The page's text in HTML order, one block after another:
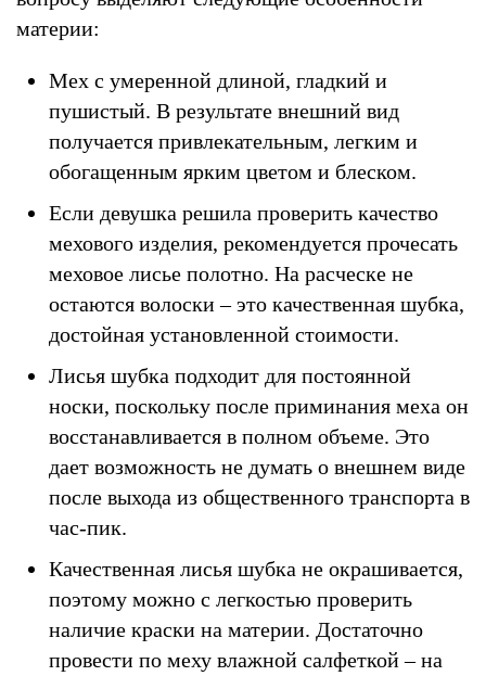
материи:
Мех с умеренной длиной, гладкий и
пушистый. В результате внешний вид
получается привлекательным, легким и
обогащенным ярким цветом и блеском.
Если девушка решила проверить качество
мехового изделия, рекомендуется прочесать
меховое лисье полотно. На расческе не
остаются волоски – это качественная шубка,
достойная установленной стоимости.
Лисья шубка подходит для постоянной
носки, поскольку после приминания меха он
восстанавливается в полном объеме. Это
дает возможность не думать о внешнем виде
после выхода из общественного транспорта в
час-пик.
Качественная лисья шубка не окрашивается,
поэтому можно с легкостью проверить
наличие краски на материи. Достаточно
провести по меху влажной салфеткой – на